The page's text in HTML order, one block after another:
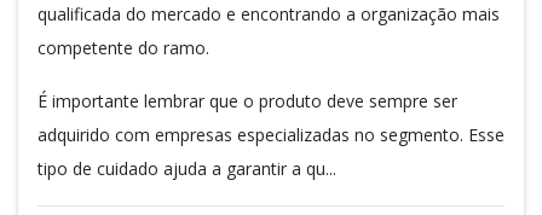
qualificada do mercado e encontrando a organização mais
competente do ramo.
É importante lembrar que o produto deve sempre ser
adquirido com empresas especializadas no segmento. Esse
tipo de cuidado ajuda a garantir a qu...